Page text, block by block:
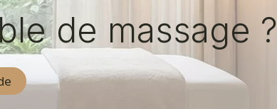
de massage ?